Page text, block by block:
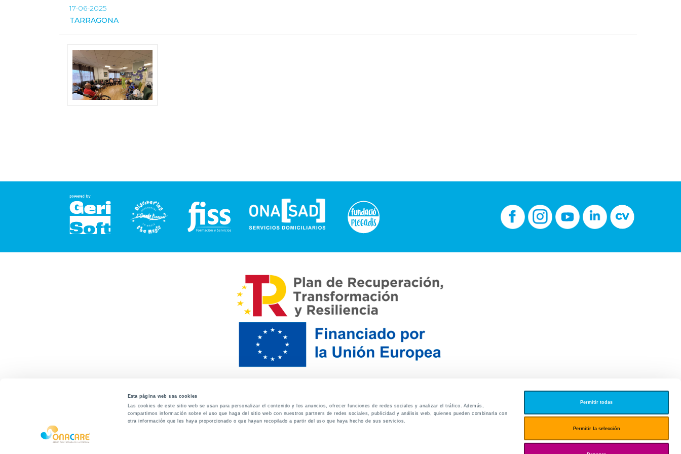
Esta página web usa cookies
Las cookies de este sitio web se usan para personalizar el contenido y los anuncios, ofrecer funciones de redes sociales y analizar el tráfico. Además,
compartimos información sobre el uso que haga del sitio web con nuestros partners de redes sociales, publicidad y análisis web, quienes pueden combinarla con
otra información que les haya proporcionado o que hayan recopilado a partir del uso que haya hecho de sus servicios.
Permitir todas
Permitir la selección
17-06-2025
TARRAGONA
Contacto Canal de denuncias